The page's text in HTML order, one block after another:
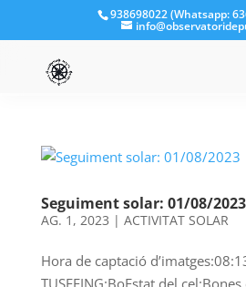
938698022 (Whatsapp:
Seguiment solar: 01/08/2023
AG. 1, 2023 | ACTIVITAT SOLAR
Hora de captació
TUSEEING:BoEstat del